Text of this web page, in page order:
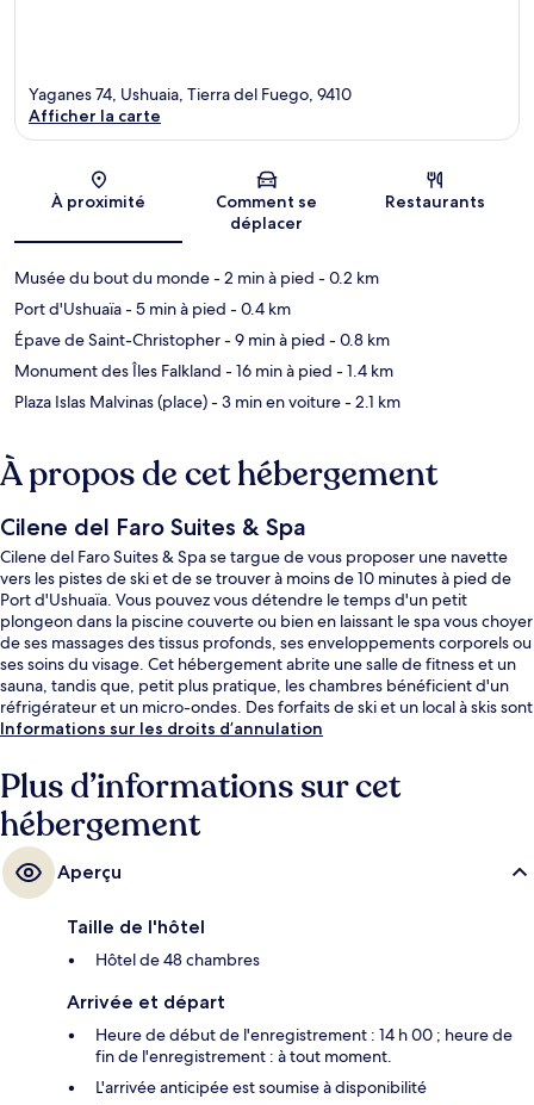
Carte
Yaganes 74, Ushuaia, Tierra del Fuego, 9410
Afficher la carte
À proximité
Comment se
déplacer
Restaurants
Musée du bout du monde- 2 min à pied - 0.2 km
Port d'Ushuaïa- 5 min à pied - 0.4 km
Épave de Saint-Christopher- 9 min à pied - 0.8 km
Monument des Îles Falkland - 16 min à pied - 1.4 km
Plaza Islas Malvinas (place)- 3 min en voiture- 2.1 km
À propos de cet hébergement
Cilene del Faro Suites & Spa
Cilene del Faro Suites & Spa se targue de vous proposer une navette
vers les pistes de ski et de se trouver à moins de 10 minutes à pied de
Port d'Ushuaïa. Vous pouvez vous détendre le temps d'un petit
plongeon dans la piscine couverte ou bien en laissant le spa vous choyer
de ses massages des tissus profonds, ses enveloppements corporels ou
ses soins du visage. Cet hébergement abrite une salle de fitness et un
sauna, tandis que, petit plus pratique, les chambres bénéficient d'un
réfrigérateur et un micro-ondes. Des forfaits de ski et un local à skis sont
également disponibles. Les autres voyageurs ne disent que du bien en
Informations sur les droits d’annulation
Plus d’informations sur cet
hébergement
Aperçu
Taille de l'hôtel
Hôtel de 48 chambres
Arrivée et départ
Heure de début de l'enregistrement : 14 h 00 ; heure de
fin de l'enregistrement : à tout moment.
L'arrivée anticipée est soumise à disponibilité